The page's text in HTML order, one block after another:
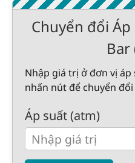
Chuyển đổi
Bar
Nhập giá trị ở đơn vị
nhấn nút để chuyển
Áp suất (atm)